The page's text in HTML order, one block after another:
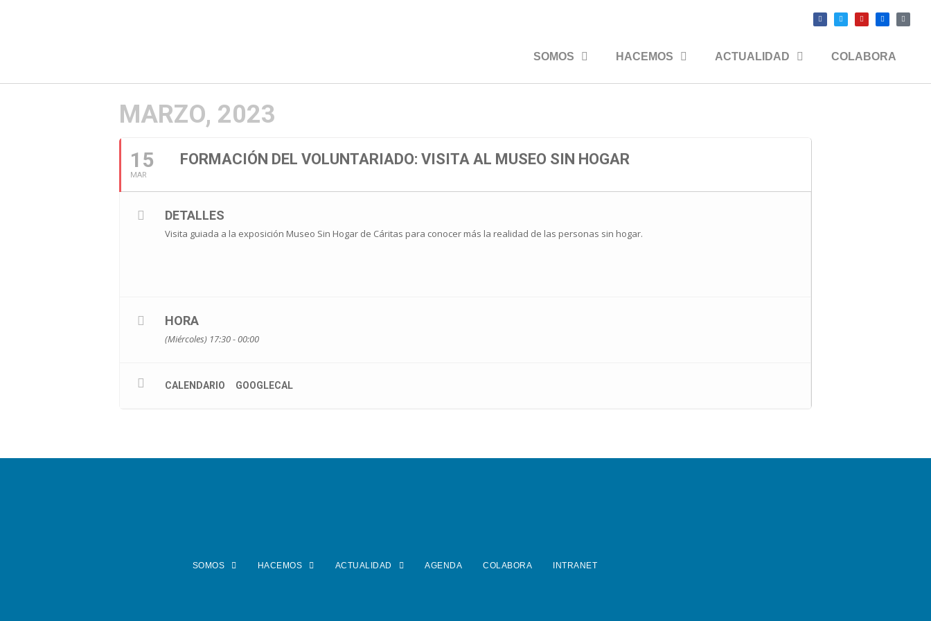
SOMOS HACEMOS ACTUALIDAD COLABORA
MARZO, 2023
15
MAR
FORMACIÓN DEL VOLUNTARIADO: VISITA AL MUSEO SIN HOGAR
DETALLES
Visita guiada a la exposición Museo Sin Hogar de Cáritas para conocer más la realidad de las personas sin hogar.
HORA
(Miércoles) 17:30 - 00:00
CALENDARIO GOOGLECAL
SOMOS HACEMOS ACTUALIDAD AGENDA COLABORA INTRANET